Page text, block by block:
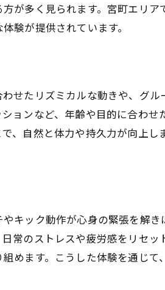
が多く見られます。宮町エリア
験が提供されています。
せたリズミカルな動きや、グル
ョンなど、年齢や目的に合わせ
、自然と体力や持久力が向上し
キック動作が心身の緊張を解き
常のストレスや疲労感をリセッ
めます。こうした体験を通じて